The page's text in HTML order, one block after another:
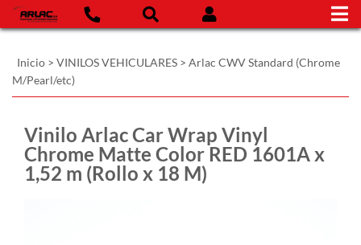
Inicio > VINILOS VEHICULARES > Arlac CWV Standard (Chrome
M/Pearl/etc)
Vinilo Arlac Car Wrap Vinyl
Chrome Matte Color RED 1601A x
1,52 m (Rollo x 18 M)